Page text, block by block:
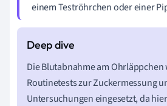
einem Teströhrchen oder einer
Die Blutabnahme am
Routinetests zur Zuckermessung
Untersuchungen eingesetzt, da